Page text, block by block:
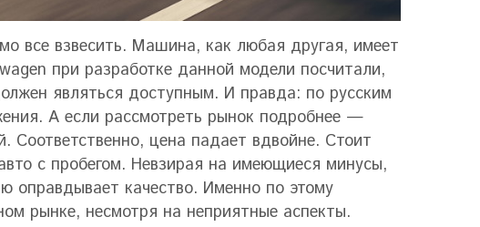
все взвесить. Машина, как любая другая, имеет
при разработке данной модели посчитали,
являться доступным. И правда: по русским
А если рассмотреть рынок подробнее —
цена падает вдвойне. Стоит
с пробегом. Невзирая на имеющиеся минусы,
оправдывает качество. Именно по этому
рынке, несмотря на неприятные аспекты.